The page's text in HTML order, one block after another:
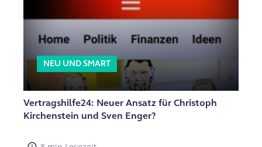
NEU UND SMART
Vertragshilfe24: Neuer Ansatz für Christoph
Kirchenstein und Sven Enger?